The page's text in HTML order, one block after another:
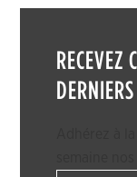
RECEVEZ